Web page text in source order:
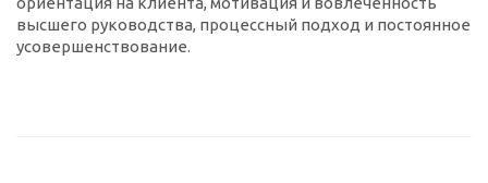
высшего руководства, процессный подход и постоянное
усовершенствование.